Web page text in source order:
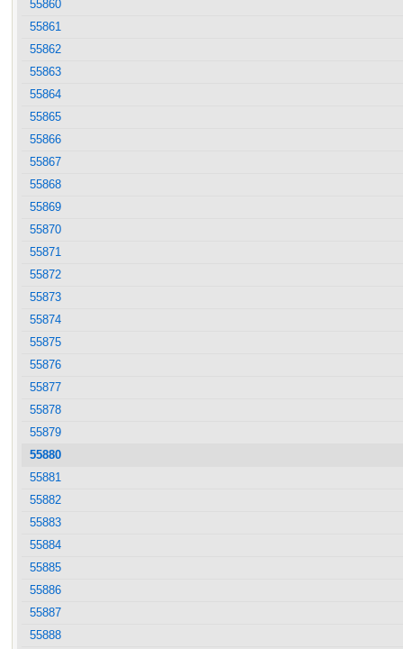
55860
55861
55862
55863
55864
55865
55866
55867
55868
55869
55870
55871
55872
55873
55874
55875
55876
55877
55878
55879
55880
55881
55882
55883
55884
55885
55886
55887
55888